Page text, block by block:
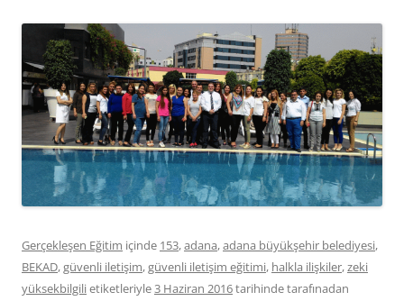
Gerçekleşen Eğitim içinde 153,adana,adana büyükşehir belediyesi,
BEKAD,güvenli iletişim,güvenli iletişim eğitimi, halkla ilişkiler,zeki
yüksekbilgilietiketleriyle3 Haziran 2016tarihindetarafınadan